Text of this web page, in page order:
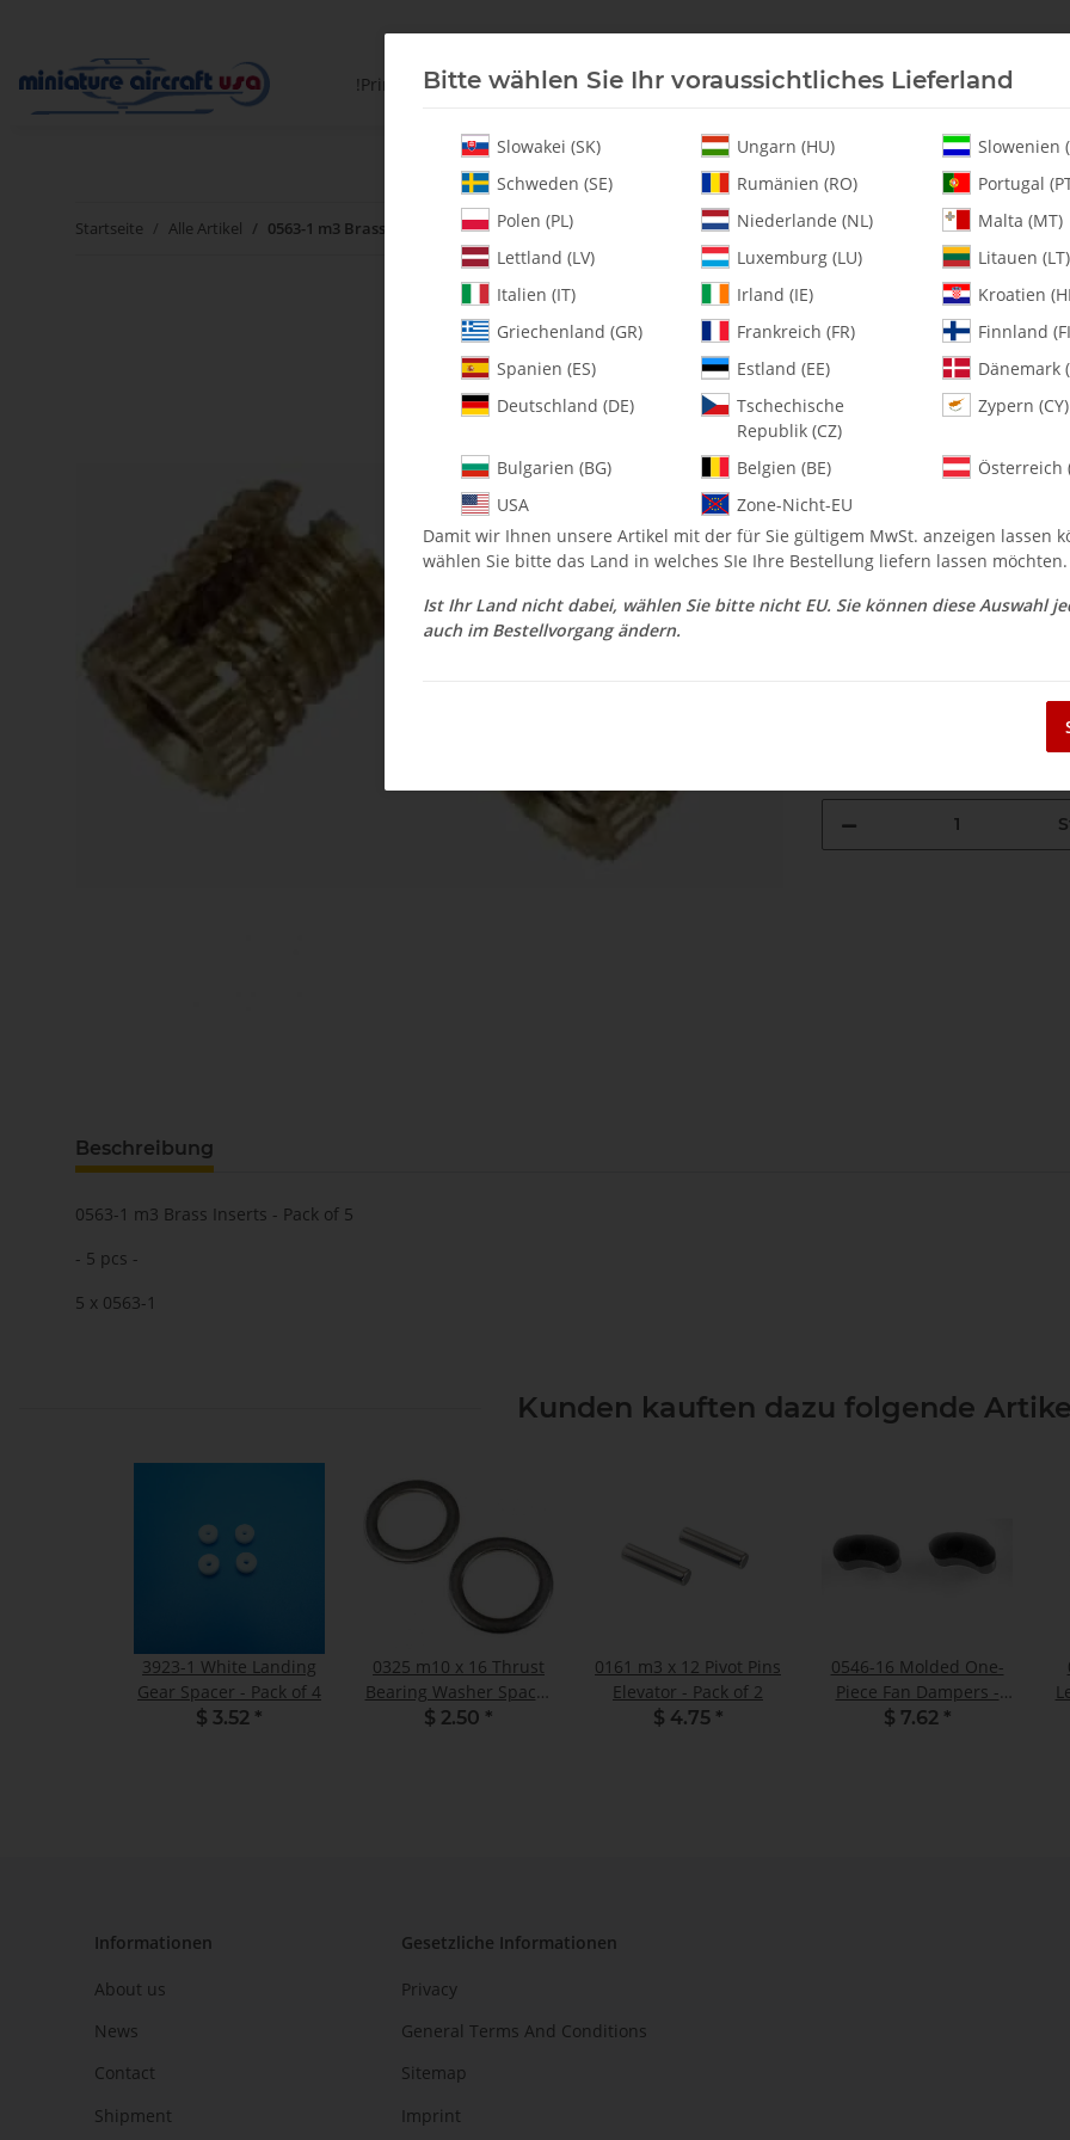
!PrintYourParts! Neu an Lager Helikopter Turbine Heli-
Startseite Alle Artikel 0563-1 m3 Brass Inserts - Pack of 5
0563-1 m3
Artikelnummer:MA0563-1
Kategorie:
0563-1 m3 Brass Inserts -
$ 2.38
inkl. 19% USt. , zzgl.Versand
(DE -
Beschreibung
0563-1 m3 Brass Inserts - Pack of 5
- 5 pcs -
5 x 0563-1
Kunden kauften dazu folgende
3923-1 White Landing
Gear Spacer - Pack of 4
$ 3.52 *
0325 m10 x 16 Thrust
Bearing Washer Spacer
- Pack of 2
$ 2.50 *
0161 m3 x 12 Pivot Pins
Elevator - Pack of 2
$ 4.75 *
0546-16 Molded One-
Piece Fan Dampers -
Pack of 2
$ 7.62 *
Informationen
About us
News
Contact
Shipment
Gesetzliche Informationen
Privacy
General Terms And Conditions
Sitemap
Imprint
Bitte wählen Sie Ihr voraussichtliches Lieferland
Slowakei (SK) Ungarn (HU)
Slowenien
Schweden (SE)
Rumänien (RO)
Portugal
Polen (PL)
Niederlande (NL)
Malta (MT)
Lettland (LV)
Luxemburg (LU)
Litauen (LT)
Italien (IT)
Irland (IE)
Kroatien
Griechenland (GR)
Frankreich (FR)
Finnland
Spanien (ES)
Estland (EE)
Dänemark
Deutschland (DE)
Tschechische
Republik (CZ)
Zypern (CY)
Bulgarien (BG) Belgien (BE)
Österreich
USA
Zone-Nicht-EU
Damit wir Ihnen unsere Artikel mit der für Sie gültigem MwSt. anzeigen lassen
wählen Sie bitte das Land in welches SIe Ihre Bestellung liefern lassen möchten.
Ist Ihr Land nicht dabei, wählen Sie bitte nicht EU. Sie können diese Auswahl
auch im Bestellvorgang ändern.